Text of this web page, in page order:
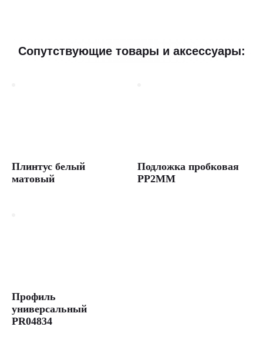
Сопутствующие товары и аксессуары:
Плинтус белый
матовый
Подложка пробковая
PP2MM
Профиль
универсальный
PR04834